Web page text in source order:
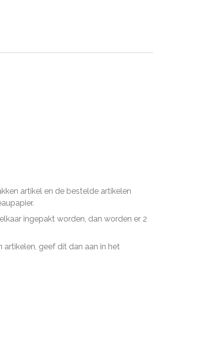
artikel en de bestelde artikelen
ingepakt worden, dan worden er 2
geef dit dan aan in het